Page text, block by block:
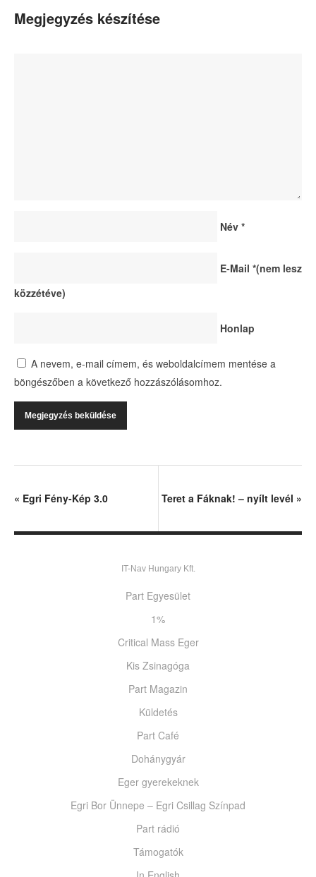
Megjegyzés készítése
Név *
E-Mail *(nem lesz
közzétéve)
Honlap
A nevem, e-mail címem, és weboldalcímem mentése a
böngészőben a következő hozzászólásomhoz.
« Egri Fény-Kép 3.0 Teret a Fáknak! – nyílt levél »
IT-Nav Hungary Kft.
Part Egyesület
1%
Critical Mass Eger
Kis Zsinagóga
Part Magazin
Küldetés
Part Café
Dohánygyár
Eger gyerekeknek
Egri Bor Ünnepe – Egri Csillag Színpad
Part rádió
Támogatók